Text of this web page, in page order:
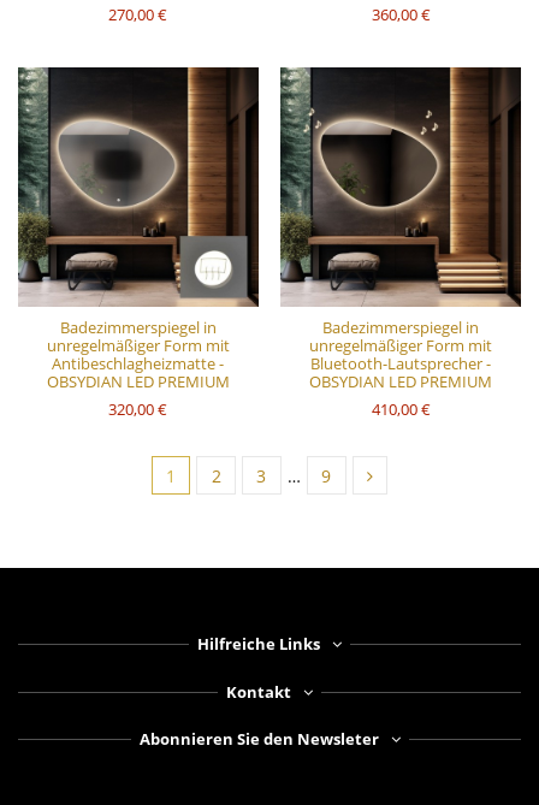
270,00 €
360,00 €
Badezimmerspiegel in
unregelmäßiger Form mit
Antibeschlagheizmatte -
OBSYDIAN LED PREMIUM
320,00 €
Badezimmerspiegel in
unregelmäßiger Form mit
Bluetooth-Lautsprecher -
OBSYDIAN LED PREMIUM
410,00 €
1 2 3 … 9
Hilfreiche Links
Kontakt
Abonnieren Sie den Newsleter